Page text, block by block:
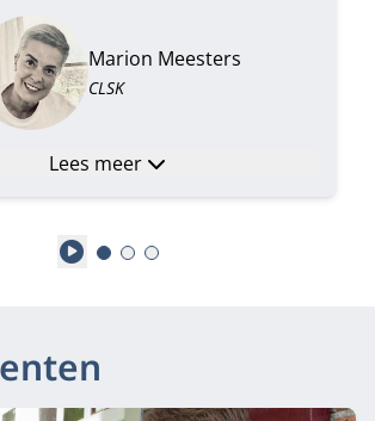
Marion Meesters
CLSK
Lees meer
Play